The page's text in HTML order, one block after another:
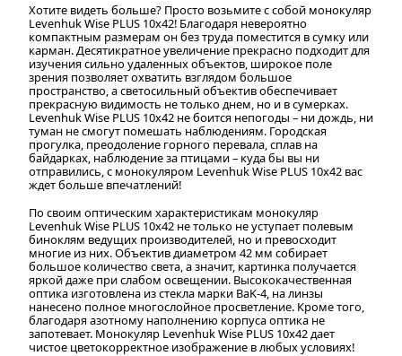
Хотите видеть больше? Просто возьмите с собой монокуляр
Levenhuk Wise PLUS 10x42! Благодаря невероятно
компактным размерам он без труда поместится в сумку или
карман. Десятикратное увеличение прекрасно подходит для
изучения сильно удаленных объектов, широкое поле
зрения позволяет охватить взглядом большое
пространство, а светосильный объектив обеспечивает
прекрасную видимость не только днем, но и в сумерках.
Levenhuk Wise PLUS 10x42 не боится непогоды – ни дождь, ни
туман не смогут помешать наблюдениям. Городская
прогулка, преодоление горного перевала, сплав на
байдарках, наблюдение за птицами – куда бы вы ни
отправились, с монокуляром Levenhuk Wise PLUS 10x42 вас
ждет больше впечатлений!
По своим оптическим характеристикам монокуляр
Levenhuk Wise PLUS 10x42 не только не уступает полевым
биноклям ведущих производителей, но и превосходит
многие из них. Объектив диаметром 42 мм собирает
большое количество света, а значит, картинка получается
яркой даже при слабом освещении. Высококачественная
оптика изготовлена из стекла марки BaK-4, на линзы
нанесено полное многослойное просветление. Кроме того,
благодаря азотному наполнению корпуса оптика не
запотевает. Монокуляр Levenhuk Wise PLUS 10x42 дает
чистое цветокорректное изображение в любых условиях!